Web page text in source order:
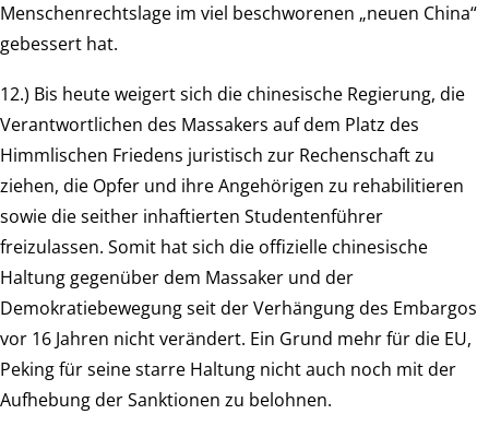
Menschenrechtslage im viel beschworenen „neuen China“
gebessert hat.
12.) Bis heute weigert sich die chinesische Regierung, die
Verantwortlichen des Massakers auf dem Platz des
Himmlischen Friedens juristisch zur Rechenschaft zu
ziehen, die Opfer und ihre Angehörigen zu rehabilitieren
sowie die seither inhaftierten Studentenführer
freizulassen. Somit hat sich die offizielle chinesische
Haltung gegenüber dem Massaker und der
Demokratiebewegung seit der Verhängung des Embargos
vor 16 Jahren nicht verändert. Ein Grund mehr für die EU,
Peking für seine starre Haltung nicht auch noch mit der
Aufhebung der Sanktionen zu belohnen.